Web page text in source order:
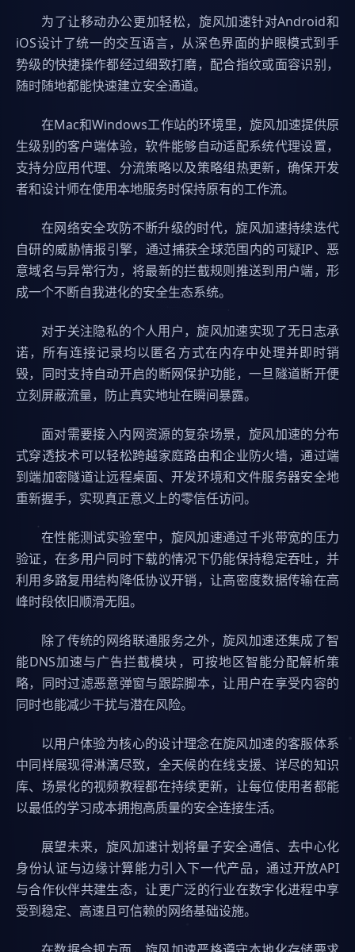
为了让移动办公更加轻松，旋风加速针对Android和
iOS设计了统一的交互语言，从深色界面的护眼模式到手
势级的快捷操作都经过细致打磨，配合指纹或面容识别，
随时随地都能快速建立安全通道。
在Mac和Windows工作站的环境里，旋风加速提供原
生级别的客户端体验，软件能够自动适配系统代理设置，
支持分应用代理、分流策略以及策略组热更新，确保开发
者和设计师在使用本地服务时保持原有的工作流。
在网络安全攻防不断升级的时代，旋风加速持续迭代
自研的威胁情报引擎，通过捕获全球范围内的可疑IP、恶
意域名与异常行为，将最新的拦截规则推送到用户端，形
成一个不断自我进化的安全生态系统。
对于关注隐私的个人用户，旋风加速实现了无日志承
诺，所有连接记录均以匿名方式在内存中处理并即时销
毁，同时支持自动开启的断网保护功能，一旦隧道断开便
立刻屏蔽流量，防止真实地址在瞬间暴露。
面对需要接入内网资源的复杂场景，旋风加速的分布
式穿透技术可以轻松跨越家庭路由和企业防火墙，通过端
到端加密隧道让远程桌面、开发环境和文件服务器安全地
重新握手，实现真正意义上的零信任访问。
在性能测试实验室中，旋风加速通过千兆带宽的压力
验证，在多用户同时下载的情况下仍能保持稳定吞吐，并
利用多路复用结构降低协议开销，让高密度数据传输在高
峰时段依旧顺滑无阻。
除了传统的网络联通服务之外，旋风加速还集成了智
能DNS加速与广告拦截模块，可按地区智能分配解析策
略，同时过滤恶意弹窗与跟踪脚本，让用户在享受内容的
同时也能减少干扰与潜在风险。
以用户体验为核心的设计理念在旋风加速的客服体系
中同样展现得淋漓尽致，全天候的在线支援、详尽的知识
库、场景化的视频教程都在持续更新，让每位使用者都能
以最低的学习成本拥抱高质量的安全连接生活。
展望未来，旋风加速计划将量子安全通信、去中心化
身份认证与边缘计算能力引入下一代产品，通过开放API
与合作伙伴共建生态，让更广泛的行业在数字化进程中享
受到稳定、高速且可信赖的网络基础设施。